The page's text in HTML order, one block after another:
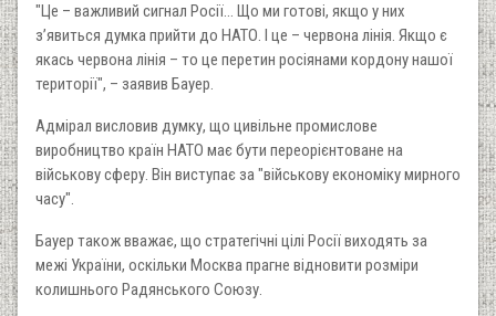
"Це – важливий сигнал Росії… Що ми готові, якщо у них
з’явиться думка прийти до НАТО. І це – червона лінія. Якщо є
якась червона лінія – то це перетин росіянами кордону нашої
території", – заявив Бауер.
Адмірал висловив думку, що цивільне промислове
виробництво країн НАТО має бути переорієнтоване на
військову сферу. Він виступає за "військову економіку мирного
часу".
Бауер також вважає, що стратегічні цілі Росії виходять за
межі України, оскільки Москва прагне відновити розміри
колишнього Радянського Союзу.